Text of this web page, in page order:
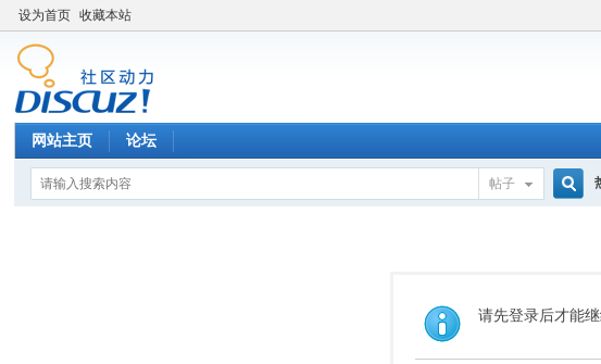
设为首页 收藏本站
网站主页 论坛
帖子
索
请先登录后才能